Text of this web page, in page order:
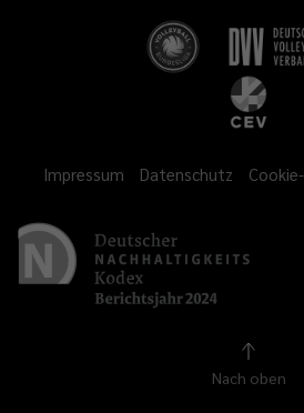
Impressum Datenschutz
Nach oben